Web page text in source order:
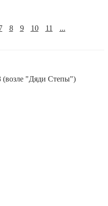
8 9 10 11 ...
(возле "Дяди Степы")